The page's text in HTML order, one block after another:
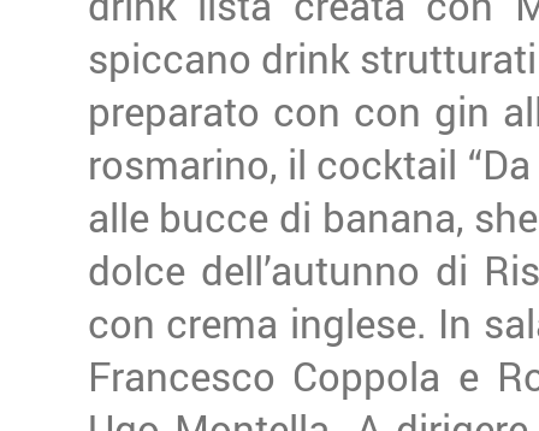
spiccano drink
preparato con con gin
rosmarino, il cocktail
alle bucce di banana,
dolce dell’autunno di
con crema inglese. In
Francesco Coppola e